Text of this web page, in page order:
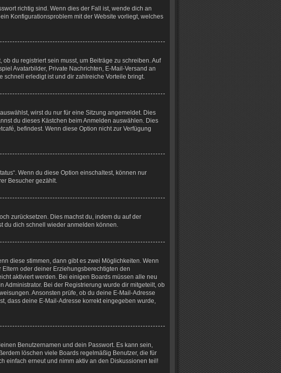
richtig sind. Wenn dies der Fall ist, wende dich an
Konfigurationsproblem mit der Website vorliegt, welches
du registriert sein musst, um Beiträge zu schreiben. Auf
Avatarbilder, Private Nachrichten, E-Mail-Versand an
schnell erledigt ist und dir zahlreiche Vorteile bringt.
wirst du nur für eine Sitzung angemeldet. Dies
du dieses Kästchen beim Anmelden auswählen. Dies
befindest. Wenn diese Option nicht zur Verfügung
Wenn du diese Option einschaltest, können nur
Besucher gezählt.
zurücksetzen. Dies machst du, indem du auf der
du dich schnell wieder anmelden können.
diese stimmen, dann gibt es zwei Möglichkeiten. Wenn
oder deiner Erziehungsberechtigten den
aktiviert werden. Bei einigen Boards müssen alle neu
Bei der Registrierung wurde dir mitgeteilt, ob
Ansonsten prüfe, ob du deine E-Mail-Adresse
dass deine E-Mail-Adresse korrekt eingegeben wurde,
Benutzernamen und dein Passwort. Es kann sein,
löschen viele Boards regelmäßig Benutzer, die für
einfach erneut und nimm aktiv an den Diskussionen teil!